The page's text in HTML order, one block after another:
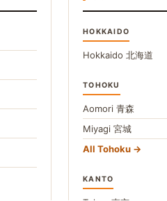
HOKKAIDO
Hokkaido 北海道
TOHOKU
Aomori 青森
Miyagi 宮城
All Tohoku
KANTO